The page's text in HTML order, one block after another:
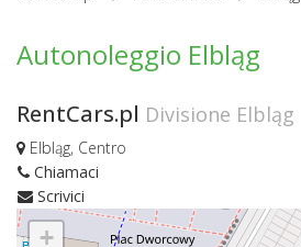
Autonoleggio Elbląg
RentCars.pl Divisione Elbląg
Elbląg, Centro
Chiamaci
Scrivici
+